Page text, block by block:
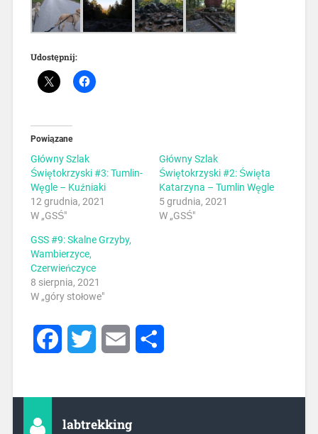
Udostępnij:
Powiązane
Główny Szlak
Świętokrzyski #3: Tumlin-
Węgle – Kuźniaki
12 grudnia, 2021
W „GSŚ"
Główny Szlak
Świętokrzyski #2: Święta
Katarzyna – Tumlin Węgle
5 grudnia, 2021
W „GSŚ"
GSS #9: Skalne Grzyby,
Wambierzyce,
Czerwieńczyce
8 sierpnia, 2021
W „góry stołowe"
FacebookTwitter Email
labtrekking